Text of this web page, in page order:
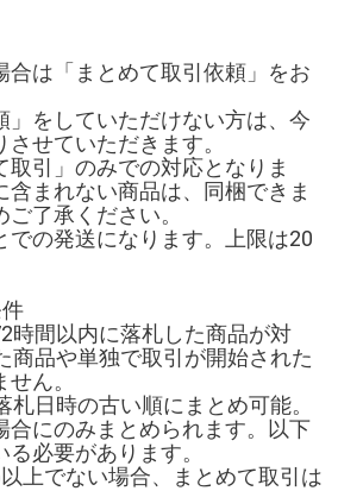
合は「まとめて取引依頼」をお
」をしていただけない方は、今
せていただきます。
取引」のみでの対応となりま
含まれない商品は、同梱できま
了承ください。
での発送になります。上限は20
時間以内に落札した商品が対
商品や単独で取引が開始された
ん。
札日時の古い順にまとめ可能。
合にのみまとめられます。以下
必要があります。
上でない場合、まとめて取引は